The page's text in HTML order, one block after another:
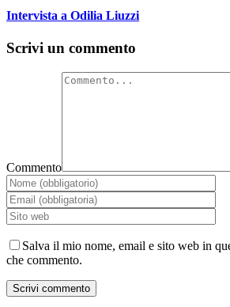
Intervista a Odilia Liuzzi
Scrivi un commento
Commento
Salva il mio nome, email e sito web in
che commento.